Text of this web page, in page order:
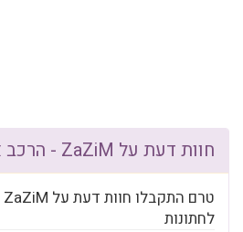
חוות דעת על ZaZiM - הרכב אלקטרוני לחתונות
לחתונות